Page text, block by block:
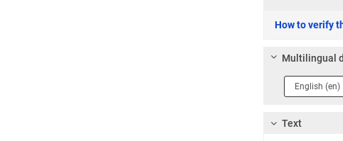
How to verify
Multilingual
Language
1
Text